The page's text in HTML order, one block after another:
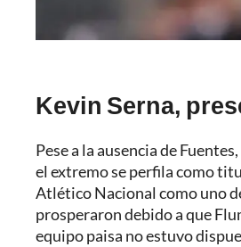
Kevin Serna,
Pese a la ausencia de
el extremo se perfila como
Atlético Nacional como uno
prosperaron debido a que
equipo paisa no estuvo